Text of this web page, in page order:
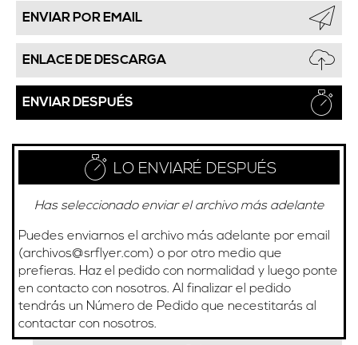
ENVIAR POR EMAIL
ENLACE DE DESCARGA
ENVIAR DESPUÉS
LO ENVIARÉ DESPUÉS
Has seleccionado enviar el archivo más adelante
Puedes enviarnos el archivo más adelante por email
(archivos@srflyer.com) o por otro medio que
prefieras. Haz el pedido con normalidad y luego ponte
en contacto con nosotros. Al finalizar el pedido
tendrás un Número de Pedido que necestitarás al
contactar con nosotros.